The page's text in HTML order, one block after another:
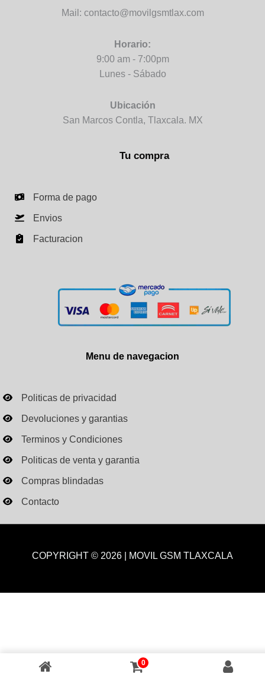
Mail: contacto@movilgsmtlax.com
Horario:
9:00 am - 7:00pm
Lunes - Sábado
Ubicación
San Marcos Contla, Tlaxcala. MX
Tu compra
Forma de pago
Envios
Facturacion
Menu de navegacion
Politicas de privacidad
Devoluciones y garantias
Terminos y Condiciones
Politicas de venta y garantia
Compras blindadas
Contacto
COPYRIGHT © 2026 | MOVIL GSM TLAXCALA
0